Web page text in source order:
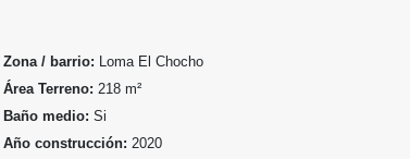
Zona / barrio: Loma El Chocho
Área Terreno: 218 m²
Baño medio: Si
Año construcción: 2020